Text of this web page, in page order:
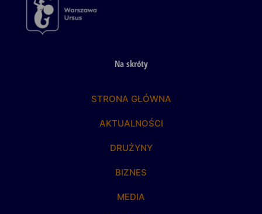
Na skróty
STRONA GŁÓWNA
AKTUALNOŚCI
DRUŻYNY
BIZNES
MEDIA